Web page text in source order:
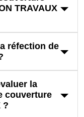
TRAVAUX
réfection de
la
couverture
?